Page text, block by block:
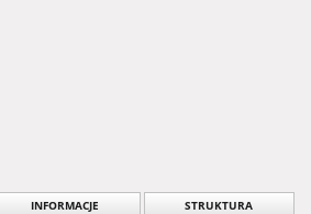
INFORMACJE STRUKTURA